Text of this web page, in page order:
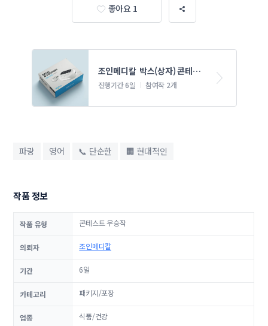
좋아요 1
조인메디칼  박스(상자) 콘테스
트
진행기간 6일 참여작 2개
파랑 영어 📞 단순한 🏢 현대적인
작품 정보
작품 유형 콘테스트 우승작
의뢰자 조인메디칼
기간 6일
카테고리 패키지/포장
업종 식품/건강